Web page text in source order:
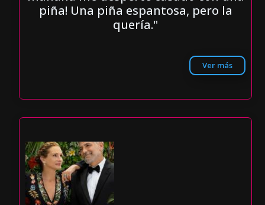
piña! Una piña espantosa, pero la
quería."
Ver más